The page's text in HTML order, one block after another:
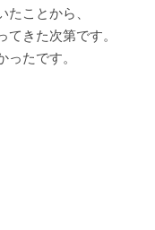
ことから、
きた次第です。
たです。